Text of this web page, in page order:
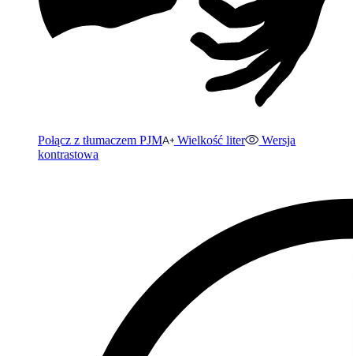
Połącz z tłumaczem PJM Wielkość liter
Wersja
kontrastowa